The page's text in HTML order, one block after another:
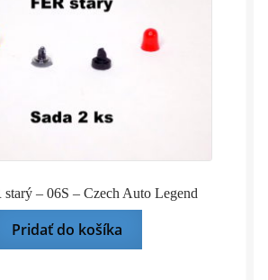
– 06S – Czech Auto Legend
Pridať do košíka